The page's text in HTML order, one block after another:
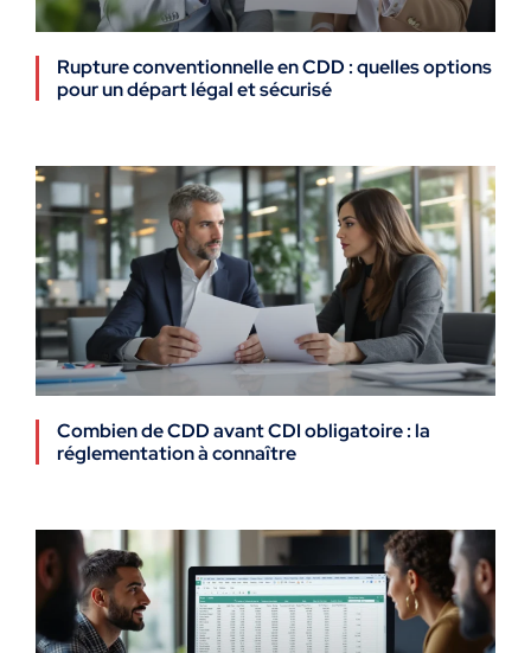
Rupture conventionnelle en CDD : quelles options
pour un départ légal et sécurisé
Combien de CDD avant CDI obligatoire : la
réglementation à connaître